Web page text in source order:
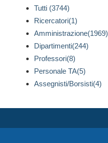
Tutti (3744)
Ricercatori(1)
Amministrazione(1969)
Dipartimenti(244)
Professori(8)
Personale TA(5)
Assegnisti/Borsisti(4)